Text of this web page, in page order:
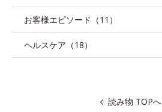
お客様エピソード（11）
ヘルスケア（18）
読み物 TOPへ